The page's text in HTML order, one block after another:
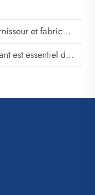
de sacs de voyage
des tenues de football